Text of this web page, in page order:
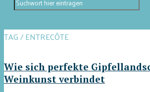
TAG / ENTRECÔTE
Wie sich perfekte
Weinkunst verbindet